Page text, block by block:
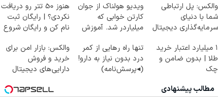
والکس: پل ارتباطی
شما با دنیای
سرمایه‌گذاری دیجیتال
ویدیو هولناک از جوان
کارتن خوابی که
میلیاردر شد. آموزش
هنوز 50 تتر رو دریافت
نکردی؟ | رایگان ثبت
نام کن و رایگان شروع
۱ میلیارد اعتبار خرید
طلا | بدون ضامن و
چک
تنها راه رهایی از کمر
درد بدون نیاز به دارو!
(◂پرسش‌نامه)
والکس: بازار امن برای
خرید و فروش
دارایی‌های دیجیتال
مطالب پیشنهادی